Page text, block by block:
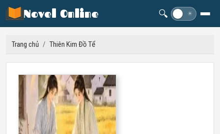
Novel Online 🔍 ☀
Trang chủ / Thiên Kim Đồ Tể